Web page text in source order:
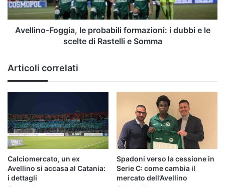
e
le
scelte
Somma
Avellino-Foggia, le probabili formazioni: i dubbi e le
scelte di Rastelli e Somma
Articoli correlati
Calciomercato, un ex
Avellino si accasa al Catania:
i dettagli
Spadoni verso la cessione in
Serie C: come cambia il
mercato dell’Avellino